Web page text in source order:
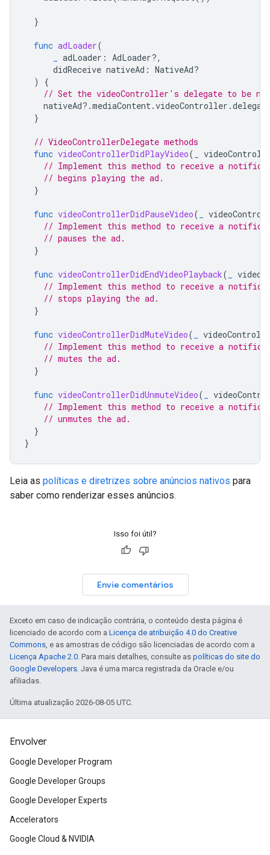
}
func adLoader(
adLoader : AdLoader?,
didReceive nativeAd : NativeAd?
)
{
// Set the videoController's delegate to be
nativeAd?.mediaContent.videoController .
}
// VideoControllerDelegate methods
func videoControllerDidPlayVideo(
// Implement this method to receive a
// begins playing the ad.
}
func videoControllerDidPauseVideo(
// Implement this method to receive a
// pauses the ad.
}
func videoControllerDidEndVideoPlayback(
// Implement this method to receive a
// stops playing the ad.
}
func videoControllerDidMuteVideo(
// Implement this method to receive a
// mutes the ad.
}
func videoControllerDidUnmuteVideo(
// Implement this method to receive a
// unmutes the ad.
}
}
Leia as políticas e diretrizes sobre anúncios nativos para
saber como renderizar esses anúncios.
Isso foi útil?
Envie comentários
Exceto em caso de indicação contrária, o conteúdo desta página é
licenciado de acordo com a Licença de atribuição 4.0 do Creative
Commons, e as amostras de código são licenciadas de acordo com a
Licença Apache 2.0. Para mais detalhes, consulte as políticas do site do
Google Developers. Java é uma marca registrada da Oracle e/ou
afiliadas.
Última atualização 2026-08-05 UTC.
Envolver
Google Developer Program
Google Developer Groups
Google Developer Experts
Accelerators
Google Cloud & NVIDIA